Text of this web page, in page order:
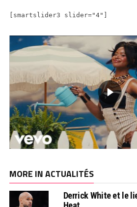
[smartslider3 slider="4"]
MORE IN ACTUALITÉS
Derrick White et le